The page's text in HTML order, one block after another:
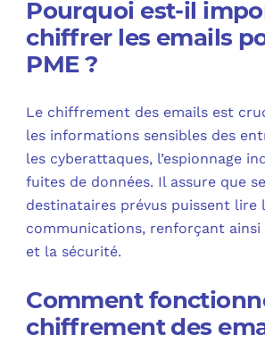
Pourquoi est-il
chiffrer les emails
PME ?
Le chiffrement des emails est
les informations sensibles des
les cyberattaques, l’espionnage
fuites de données. Il assure que
destinataires prévus puissent lire
communications, renforçant
et la sécurité.
Comment
chiffrement des